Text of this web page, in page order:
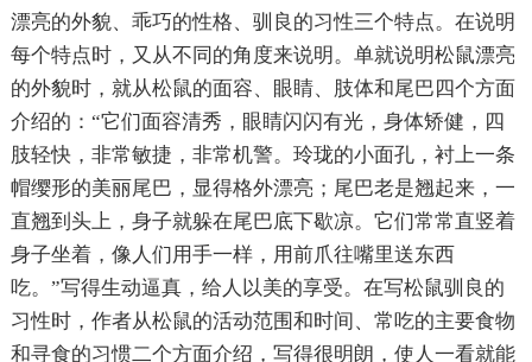
漂亮的外貌、乖巧的性格、驯良的习性三个特点。在说明
每个特点时，又从不同的角度来说明。单就说明松鼠漂亮
的外貌时，就从松鼠的面容、眼睛、肢体和尾巴四个方面
介绍的：“它们面容清秀，眼睛闪闪有光，身体矫健，四
肢轻快，非常敏捷，非常机警。玲珑的小面孔，衬上一条
帽缨形的美丽尾巴，显得格外漂亮；尾巴老是翘起来，一
直翘到头上，身子就躲在尾巴底下歇凉。它们常常直竖着
身子坐着，像人们用手一样，用前爪往嘴里送东西
吃。”写得生动逼真，给人以美的享受。在写松鼠驯良的
习性时，作者从松鼠的活动范围和时间、常吃的主要食物
和寻食的习惯二个方面介绍，写得很明朗，使人一看就能